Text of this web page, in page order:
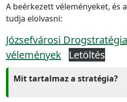
A beérkezett véleményeket, és
tudja elolvasni:
Józsefvárosi
vélemények
Letöltés
Mit tartalmaz a stratégia?